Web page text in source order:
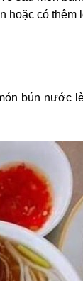
có thêm
bún nước